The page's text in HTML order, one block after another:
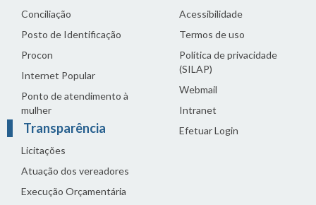
Conciliação
Posto de Identificação
Procon
Internet Popular
Ponto de atendimento à
mulher
Transparência
Licitações
Atuação dos vereadores
Execução Orçamentária
Acessibilidade
Termos de uso
Política de privacidade
(SILAP)
Webmail
Intranet
Efetuar Login